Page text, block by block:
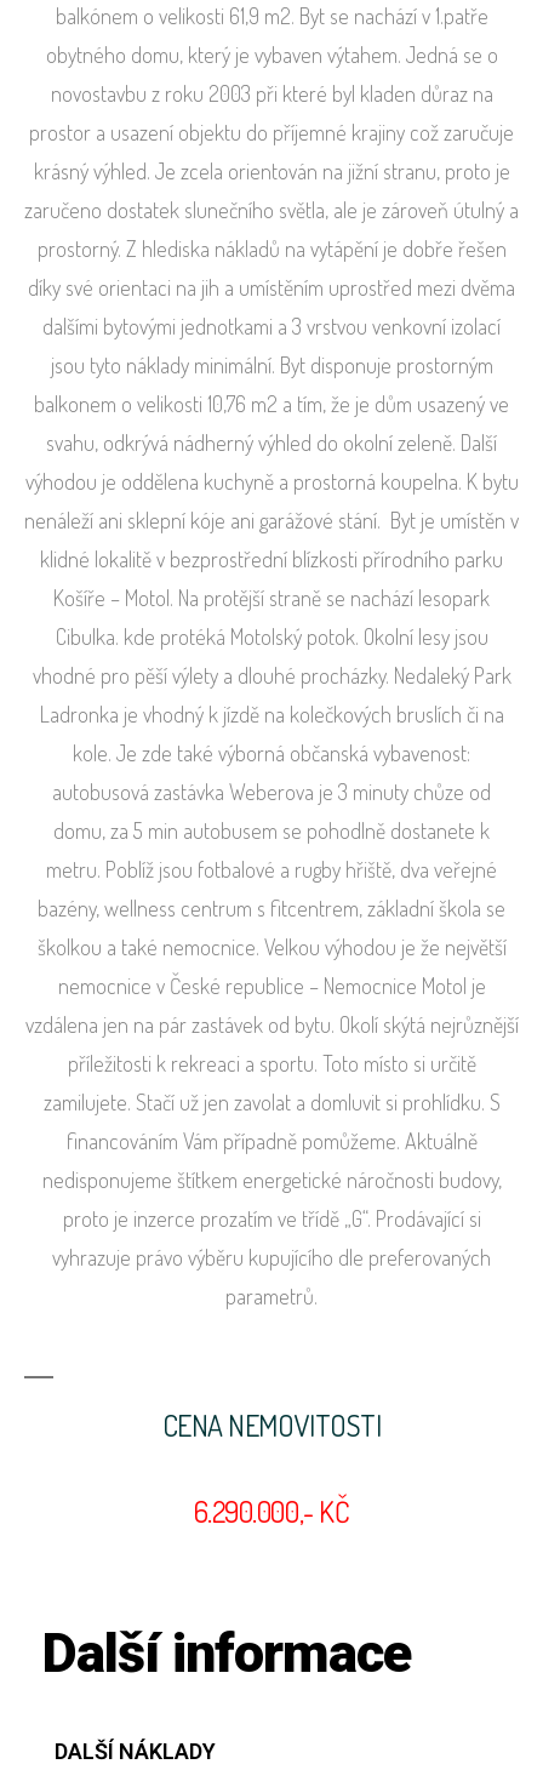
balkónem o velikosti 61,9 m2. Byt se nachází v 1.patře
obytného domu, který je vybaven výtahem. Jedná se o
novostavbu z roku 2003 při které byl kladen důraz na
prostor a usazení objektu do příjemné krajiny což zaručuje
krásný výhled. Je zcela orientován na jižní stranu, proto je
zaručeno dostatek slunečního světla, ale je zároveň útulný a
prostorný. Z hlediska nákladů na vytápění je dobře řešen
díky své orientaci na jih a umístěním uprostřed mezi dvěma
dalšími bytovými jednotkami a 3 vrstvou venkovní izolací
jsou tyto náklady minimální. Byt disponuje prostorným
balkonem o velikosti 10,76 m2 a tím, že je dům usazený ve
svahu, odkrývá nádherný výhled do okolní zeleně. Další
výhodou je oddělena kuchyně a prostorná koupelna. K bytu
nenáleží ani sklepní kóje ani garážové stání. Byt je umístěn v
klidné lokalitě v bezprostřední blízkosti přírodního parku
Košíře – Motol. Na protější straně se nachází lesopark
Cibulka. kde protéká Motolský potok. Okolní lesy jsou
vhodné pro pěší výlety a dlouhé procházky. Nedaleký Park
Ladronka je vhodný k jízdě na kolečkových bruslích či na
kole. Je zde také výborná občanská vybavenost:
autobusová zastávka Weberova je 3 minuty chůze od
domu, za 5 min autobusem se pohodlně dostanete k
metru. Poblíž jsou fotbalové a rugby hřiště, dva veřejné
bazény, wellness centrum s fitcentrem, základní škola se
školkou a také nemocnice. Velkou výhodou je že největší
nemocnice v České republice – Nemocnice Motol je
vzdálena jen na pár zastávek od bytu. Okolí skýtá nejrůznější
příležitosti k rekreaci a sportu. Toto místo si určitě
zamilujete. Stačí už jen zavolat a domluvit si prohlídku. S
financováním Vám případně pomůžeme. Aktuálně
nedisponujeme štítkem energetické náročnosti budovy,
proto je inzerce prozatím ve třídě „G“. Prodávající si
vyhrazuje právo výběru kupujícího dle preferovaných
parametrů.
CENA NEMOVITOSTI
6.290.000,- KČ
Další informace
DALŠÍ NÁKLADY